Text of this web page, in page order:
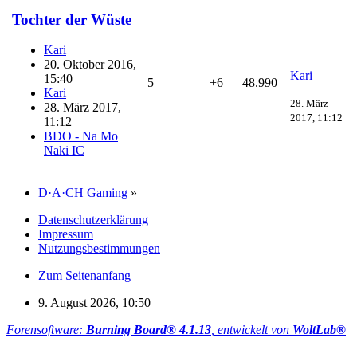
Tochter der Wüste
Kari
20. Oktober 2016,
15:40
Kari
28. März 2017,
11:12
BDO - Na Mo
Naki IC
5 +6 48.990
Kari
28. März
2017, 11:12
D·A·CH Gaming »
Datenschutzerklärung
Impressum
Nutzungsbestimmungen
Zum Seitenanfang
9. August 2026, 10:50
Forensoftware: Burning Board® 4.1.13 , entwickelt von WoltLab®